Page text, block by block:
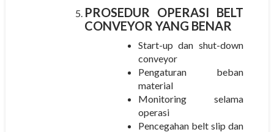
PROSEDUR OPERASI BELT
CONVEYOR YANG BENAR
Start-up dan shut-down
conveyor
Pengaturan beban
material
Monitoring selama
operasi
Pencegahan belt slip dan